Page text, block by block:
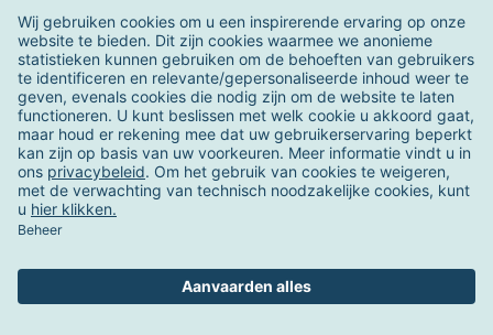
Artemide
Driade
International
Facebook Instagram Pinterest